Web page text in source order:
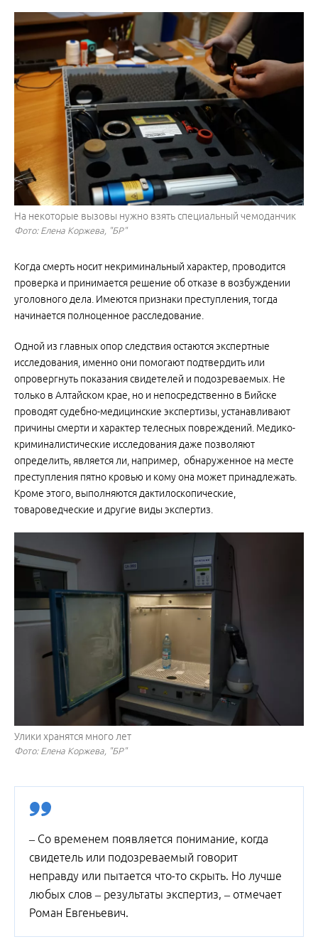
На некоторые вызовы нужно взять специальный чемоданчик
Фото: Елена Коржева, "БР"
Когда смерть носит некриминальный характер, проводится
проверка и принимается решение об отказе в возбуждении
уголовного дела. Имеются признаки преступления, тогда
начинается полноценное расследование.
Одной из главных опор следствия остаются экспертные
исследования, именно они помогают подтвердить или
опровергнуть показания свидетелей и подозреваемых. Не
только в Алтайском крае, но и непосредственно в Бийске
проводят судебно-медицинские экспертизы, устанавливают
причины смерти и характер телесных повреждений. Медико-
криминалистические исследования даже позволяют
определить, является ли, например, обнаруженное на месте
преступления пятно кровью и кому она может принадлежать.
Кроме этого, выполняются дактилоскопические,
товароведческие и другие виды экспертиз.
Улики хранятся много лет
Фото: Елена Коржева, "БР"
– Со временем появляется понимание, когда
свидетель или подозреваемый говорит
неправду или пытается что-то скрыть. Но лучше
любых слов – результаты экспертиз, – отмечает
Роман Евгеньевич.